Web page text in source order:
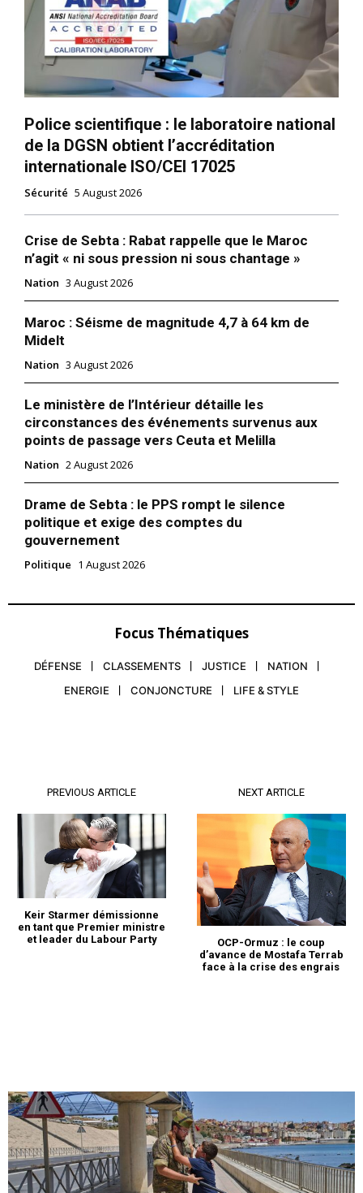
À propos
Nous contacter
Formules d’abonnement
Police scientifique : le laboratoire national
de la DGSN obtient l’accréditation
internationale ISO/CEI 17025
Sécurité 5 August 2026
Crise de Sebta : Rabat rappelle que le Maroc
n’agit « ni sous pression ni sous chantage »
Nation 3 August 2026
Maroc : Séisme de magnitude 4,7 à 64 km de
Midelt
Nation 3 August 2026
Le ministère de l’Intérieur détaille les
circonstances des événements survenus aux
points de passage vers Ceuta et Melilla
Nation 2 August 2026
Drame de Sebta : le PPS rompt le silence
politique et exige des comptes du
gouvernement
Politique 1 August 2026
Focus Thématiques
DÉFENSE CLASSEMENTS JUSTICE
NATION
ENERGIE
CONJONCTURE LIFE & STYLE
PREVIOUS ARTICLE
Keir Starmer démissionne
en tant que Premier ministre
et leader du Labour Party
NEXT ARTICLE
OCP-Ormuz : le coup
d’avance de Mostafa Terrab
face à la crise des engrais